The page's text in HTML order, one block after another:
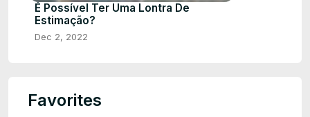
É Possível Ter Uma Lontra De
Estimação?
Dec 2, 2022
Favorites